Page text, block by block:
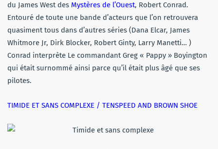
du James West des Mystères de l’Ouest, Robert Conrad.
Entouré de toute une bande d’acteurs que l’on retrouvera
quasiment tous dans d’autres séries (Dana Elcar, James
Whitmore Jr, Dirk Blocker, Robert Ginty, Larry Manetti… )
Conrad interprète Le commandant Greg « Pappy » Boyington
qui était surnommé ainsi parce qu’il était plus âgé que ses
pilotes.
TIMIDE ET SANS COMPLEXE / TENSPEED AND BROWN SHOE